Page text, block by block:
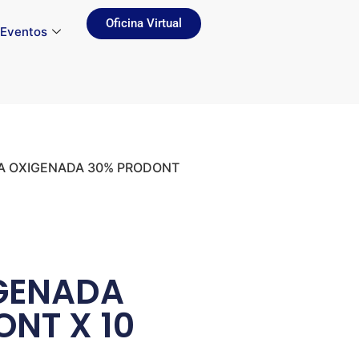
Eventos
Oficina Virtual
OXIGENADA 30% PRODONT
X 10